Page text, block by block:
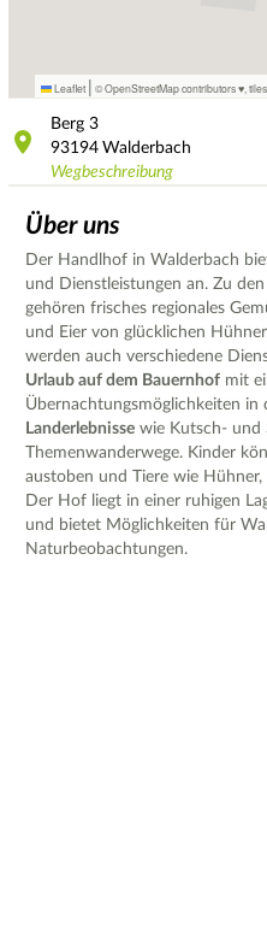
Leaflet | © OpenStreetMap contributors ♥,
Berg 3
93194 Walderbach
Wegbeschreibung
Über uns
Der Handlhof in Walderbach
und Dienstleistungen an. Zu
gehören frisches regionales
und Eier von glücklichen
werden auch verschiedene
Urlaub auf dem Bauernhof mit
Übernachtungsmöglichkeiten
Landerlebnisse wie Kutsch- und
Themenwanderwege. Kinder
austoben und Tiere wie
Der Hof liegt in einer ruhigen
und bietet Möglichkeiten für
Naturbeobachtungen.